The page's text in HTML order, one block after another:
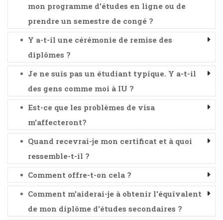
mon programme d'études en ligne ou de
prendre un semestre de congé ?
Y a-t-il une cérémonie de remise des
diplômes ?
Je ne suis pas un étudiant typique. Y a-t-il
des gens comme moi à IU ?
Est-ce que les problèmes de visa
m'affecteront?
Quand recevrai-je mon certificat et à quoi
ressemble-t-il ?
Comment offre-t-on cela ?
Comment m'aiderai-je à obtenir l'équivalent
de mon diplôme d'études secondaires ?